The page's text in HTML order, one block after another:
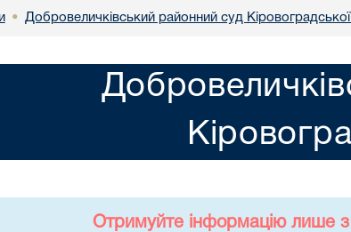
• Добровеличківський районний суд Кіровоградської
Отримуйте інформацію лише з